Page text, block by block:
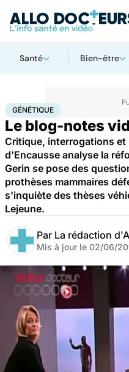
Santé Bien-être
AccueilSanté Maladies Génétique
GÉNÉTIQUE
Le blog-notes
Critique, interrogations et
d'Encausse analyse la
Gerin se pose des
prothèses mammaires
s'inquiète des thèses
Lejeune.
Par La rédaction
Mis à jour le 02/06/